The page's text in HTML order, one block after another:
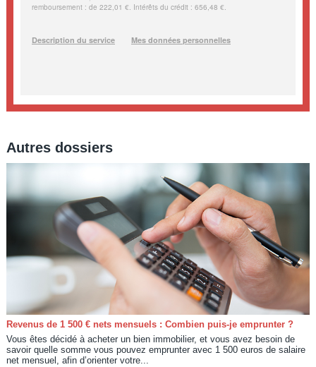
Autres dossiers
Revenus de 1 500 € nets mensuels : Combien puis-je emprunter ?
Vous êtes décidé à acheter un bien immobilier, et vous avez besoin de
savoir quelle somme vous pouvez emprunter avec 1 500 euros de salaire
net mensuel, afin d’orienter votre...